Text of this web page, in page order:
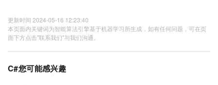
更新时间 2024-05-16 12:23:40
本页面内关键词为智能算法引擎基于机器学习所生成，如有任何问题，可在页
面下方点击"联系我们"与我们沟通。
C#您可能感兴趣